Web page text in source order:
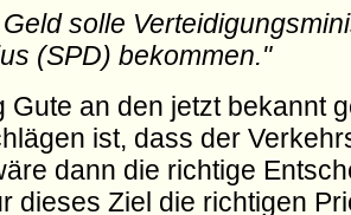
solle
(SPD) bekommen."
Gute an den jetzt bekannt
ist, dass der
dann die richtige
dieses Ziel die richtigen